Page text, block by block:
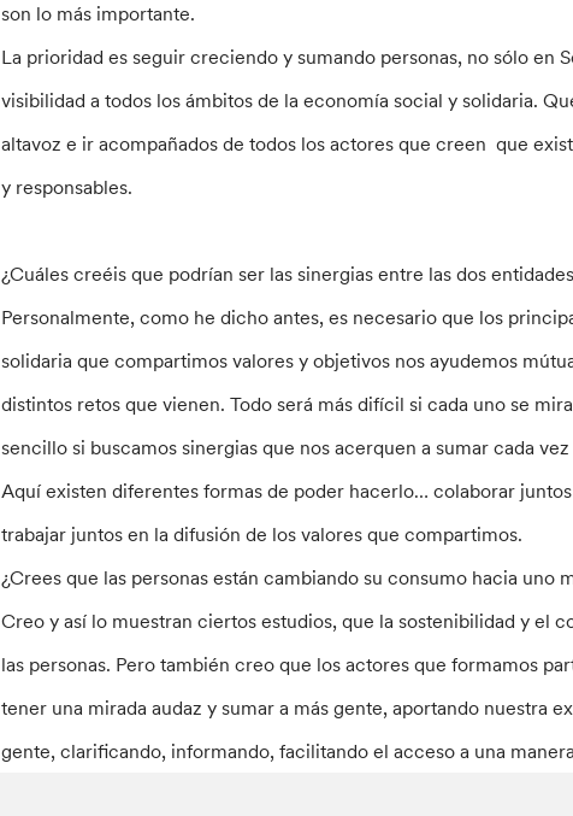
son lo más importante.
La prioridad es seguir creciendo y sumando personas, no sólo en
visibilidad a todos los ámbitos de la economía social y solidaria.
altavoz e ir acompañados de todos los actores que creen que
y responsables.
¿Cuáles creéis que podrían ser las sinergias entre las dos
Personalmente, como he dicho antes, es necesario que los
solidaria que compartimos valores y objetivos nos ayudemos
distintos retos que vienen. Todo será más difícil si cada uno se
sencillo si buscamos sinergias que nos acerquen a sumar cada
Aquí existen diferentes formas de poder hacerlo… colaborar
trabajar juntos en la difusión de los valores que compartimos.
¿Crees que las personas están cambiando su consumo hacia uno
Creo y así lo muestran ciertos estudios, que la sostenibilidad y el
las personas. Pero también creo que los actores que formamos
tener una mirada audaz y sumar a más gente, aportando nuestra
gente, clarificando, informando, facilitando el acceso a una